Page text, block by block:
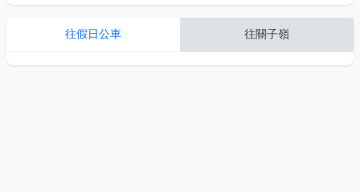
往假日公車 往關子嶺